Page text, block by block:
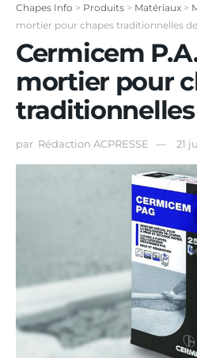
Chapes Info > Produits > Matériaux >
mortier pour chapes traditionnelles
Cermicem
mortier pour
par Rédaction ACPRESSE 21